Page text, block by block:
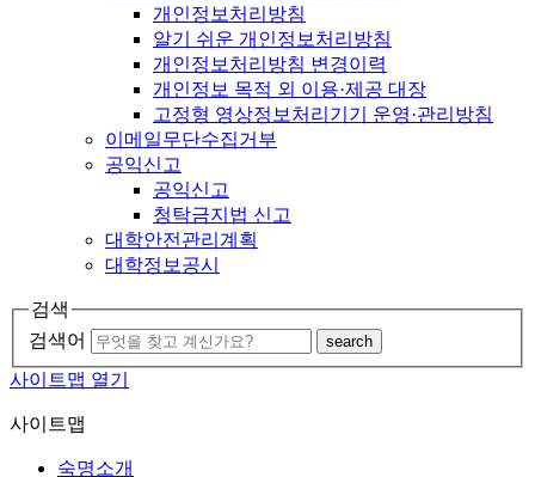
개인정보처리방침
알기 쉬운 개인정보처리방침
개인정보처리방침 변경이력
개인정보 목적 외 이용·제공 대장
고정형 영상정보처리기기 운영·관리방침
이메일무단수집거부
공익신고
공익신고
청탁금지법 신고
대학안전관리계획
대학정보공시
검색
검색어
search
사이트맵 열기
사이트맵
숙명소개